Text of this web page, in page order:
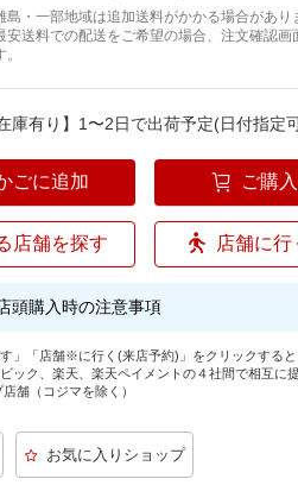
・一部地域は追加送料がかかる場合があり
送料での配送をご希望の場合、注文確認
。
在庫有り】1〜2日で出荷予定(日付指定
ごに追加 ご購
店舗を探す 店舗に
頭購入時の注意事項
」「店舗※に行く(来店予約)」をクリックする
ック、楽天、楽天ペイメントの４社間で相互に
舗（コジマを除く）